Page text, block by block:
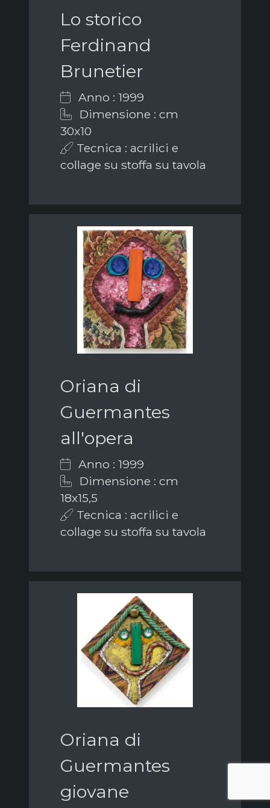
Lo storico
Ferdinand
Brunetier
Anno : 1999
Dimensione : cm
30x10
Tecnica : acrilici e
collage su stoffa su tavola
Oriana di
Guermantes
all'opera
Anno : 1999
Dimensione : cm
18x15,5
Tecnica : acrilici e
collage su stoffa su tavola
Oriana di
Guermantes
giovane